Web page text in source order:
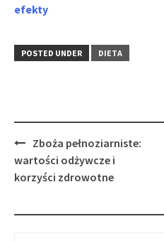
efekty
POSTED UNDER DIETA
Post
navigation
Zboża pełnoziarniste:
wartości odżywcze i
korzyści zdrowotne